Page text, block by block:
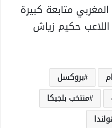
متابعة كبيرة
حكيم زياش
بروكسل
منتخب بلجيكا